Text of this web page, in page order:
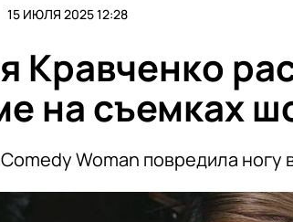
15 ИЮЛЯ 2025 12:28
Кравченко
на съемках
Woman повредила ногу